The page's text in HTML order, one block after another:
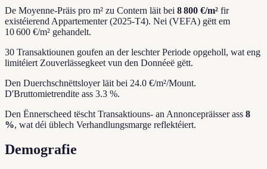
De Moyenne-Präis pro m² zu Contern läit bei 8 800 €/m² fir
existéierend Appartementer (2025-T4). Nei (VEFA) gëtt em
10 600 €/m² gehandelt.
30 Transaktiounen goufen an der leschter Periode opgeholl, wat eng
limitéiert Zouverlässegkeet vun den Donnéeë gëtt.
Den Duerchschnëttsloyer läit bei 24.0 €/m²/Mount.
D'Bruttomietrendite ass 3.3 %.
Den Ënnerscheed tëscht Transaktiouns- an Annoncepräisser ass 8
%, wat déi üblech Verhandlungsmarge reflektéiert.
Demografie